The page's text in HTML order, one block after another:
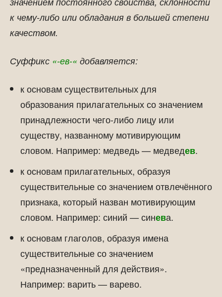
к чему-либо или обладания в большей степени
качеством.
Суффикс «-ев-« добавляется:
к основам существительных для
образования прилагательных со значением
принадлежности чего-либо лицу или
существу, названному мотивирующим
словом. Например: медведь — медведев.
к основам прилагательных, образуя
существительные со значением отвлечённого
признака, который назван мотивирующим
словом. Например: синий — синева.
к основам глаголов, образуя имена
существительные со значением
«предназначенный для действия».
Например: варить — варево.